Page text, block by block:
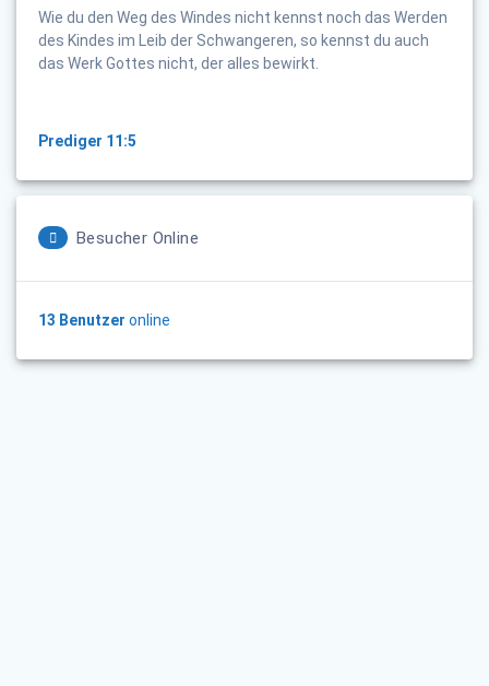
Wie du den Weg des Windes nicht kennst noch das Werden
des Kindes im Leib der Schwangeren, so kennst du auch
das Werk Gottes nicht, der alles bewirkt.
Prediger 11:5
Besucher Online
13 Benutzer online